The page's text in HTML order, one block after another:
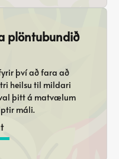
plöntubundið
því að fara að
heilsu til mildari
þitt á matvælum
máli.